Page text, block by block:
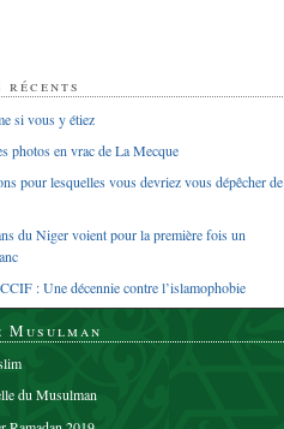
si vous y étiez
photos en vrac de La Mecque
pour lesquelles vous devriez vous dépêcher de
du Niger voient pour la première fois un
: Une décennie contre l’islamophobie
Musulman
du Musulman